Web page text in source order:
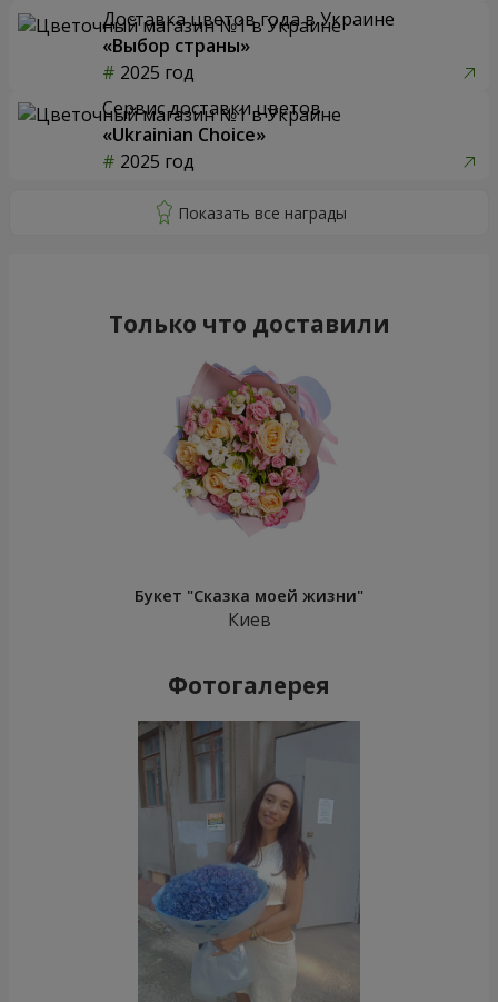
Доставка цветов года в Украине
«Выбор страны»
2025 год
Сервис доставки цветов
«Ukrainian Choice»
2025 год
Только что доставили
Букет "Сказка моей жизни"
Киев
Фотогалерея